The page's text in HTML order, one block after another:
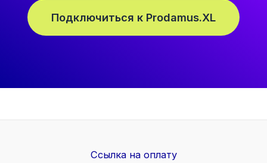
Подключиться к Prodamus.XL
Ссылка на оплату